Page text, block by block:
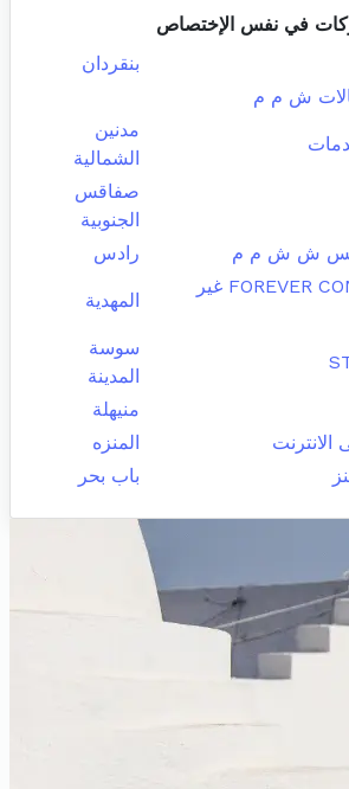
في نفس الإختصاص
بنقردان
ش م م
مدنين
الشمالية
صفاقس
الجنوبية
ش ش م م
رادس
شركة FOREVER CONSULTING غير
المهدية
سوسة
المدينة
منيهلة
الانترنت
المنزه
باب بحر